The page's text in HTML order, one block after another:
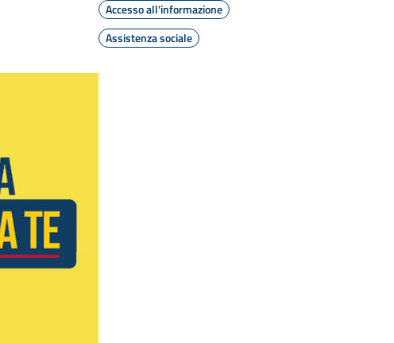
Accesso all'informazione
Assistenza sociale